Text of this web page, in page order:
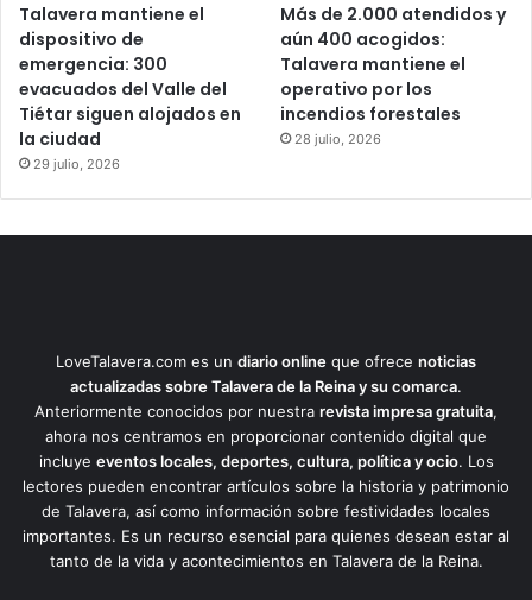
Talavera mantiene el
dispositivo de
emergencia: 300
evacuados del Valle del
Tiétar siguen alojados en
la ciudad
29 julio, 2026
Más de 2.000 atendidos y
aún 400 acogidos:
Talavera mantiene el
operativo por los
incendios forestales
28 julio, 2026
LoveTalavera.com es un diario online que ofrece noticias
actualizadas sobre Talavera de la Reina y su comarca.
Anteriormente conocidos por nuestra revista impresa gratuita,
ahora nos centramos en proporcionar contenido digital que
incluye eventos locales, deportes, cultura, política y ocio. Los
lectores pueden encontrar artículos sobre la historia y patrimonio
de Talavera, así como información sobre festividades locales
importantes. Es un recurso esencial para quienes desean estar al
tanto de la vida y acontecimientos en Talavera de la Reina.